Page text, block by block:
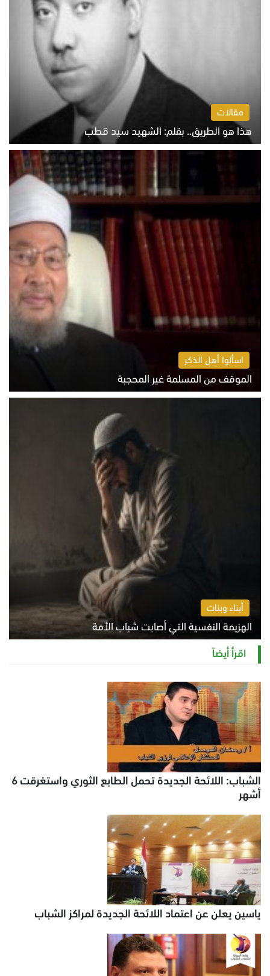
مقالات
هذا هو الطريق.. بقلم: الشهيد سيد قطب
الخميس 6 أغسطس 2026 10:52 ص
اسألوا أهل الذكر
الموقف من المسلمة غير المحجبة
الخميس 6 أغسطس 2026 10:45 ص
أبناء وبنات
الهزيمة النفسية التي أصابت شباب الأمة
الخميس 6 أغسطس 2026 11:12 ص
اقرأ أيضاً
الشباب: اللائحة الجديدة تحمل الطابع الثوري واستغرقت 6
أشهر
ياسين يعلن عن اعتماد اللائحة الجديدة لمراكز الشباب